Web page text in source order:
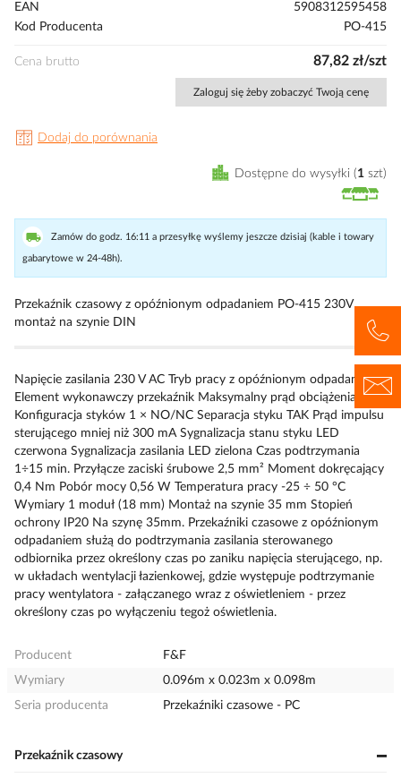
EAN
5908312595458
Kod Producenta
PO-415
Cena brutto 87,82 zł/szt
Zaloguj się żeby zobaczyć Twoją cenę
Dodaj do porównania
Dostępne do wysyłki 1 szt
Zamów do godz. 16:11 a przesyłkę wyślemy jeszcze dzisiaj (kable i towary
gabarytowe w 24-48h).
Przekaźnik czasowy z opóźnionym odpadaniem PO-415 230V
montaż na szynie DIN
Napięcie zasilania 230 V AC Tryb pracy z opóźnionym odpadaniem
Element wykonawczy przekaźnik Maksymalny prąd obciążenia 10 A
Konfiguracja styków 1 × NO/NC Separacja styku TAK Prąd impulsu
sterującego mniej niż 300 mA Sygnalizacja stanu styku LED
czerwona Sygnalizacja zasilania LED zielona Czas podtrzymania
1÷15 min. Przyłącze zaciski śrubowe 2,5 mm² Moment dokręcający
0,4 Nm Pobór mocy 0,56 W Temperatura pracy -25 ÷ 50 °C
Wymiary 1 moduł (18 mm) Montaż na szynie 35 mm Stopień
ochrony IP20 Na szynę 35mm. Przekaźniki czasowe z opóźnionym
odpadaniem służą do podtrzymania zasilania sterowanego
odbiornika przez określony czas po zaniku napięcia sterującego, np.
w układach wentylacji łazienkowej, gdzie występuje podtrzymanie
pracy wentylatora - załączanego wraz z oświetleniem - przez
określony czas po wyłączeniu tegoż oświetlenia.
Producent
F&F
Wymiary
0.096m x 0.023m x 0.098m
Seria producenta
Przekaźniki czasowe - PC
Przekaźnik czasowy